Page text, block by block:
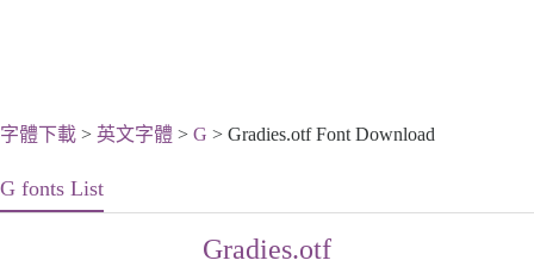
字體下載 > 英文字體 > G > Gradies.otf Font Download
G fonts List
Gradies.otf